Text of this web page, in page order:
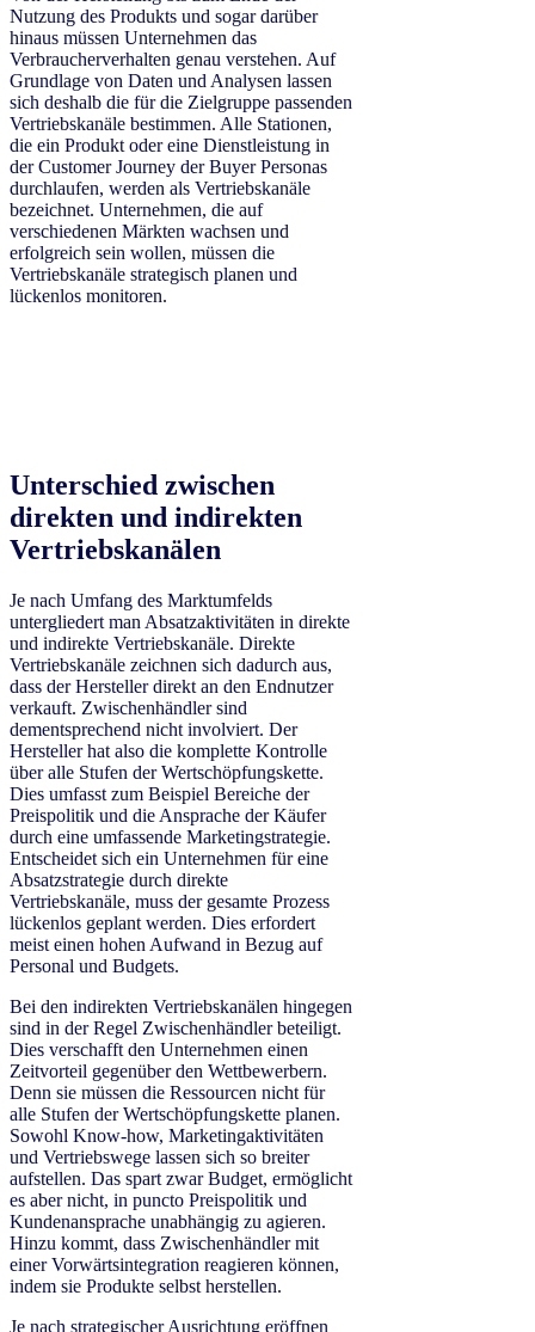
Nutzung des Produkts und sogar darüber
hinaus müssen Unternehmen das
Verbraucherverhalten genau verstehen. Auf
Grundlage von Daten und Analysen lassen
sich deshalb die für die Zielgruppe passenden
Vertriebskanäle bestimmen. Alle Stationen,
die ein Produkt oder eine Dienstleistung in
der Customer Journey der Buyer Personas
durchlaufen, werden als Vertriebskanäle
bezeichnet. Unternehmen, die auf
verschiedenen Märkten wachsen und
erfolgreich sein wollen, müssen die
Vertriebskanäle strategisch planen und
lückenlos monitoren.
Unterschied zwischen
direkten und indirekten
Vertriebskanälen
Je nach Umfang des Marktumfelds
untergliedert man Absatzaktivitäten in direkte
und indirekte Vertriebskanäle. Direkte
Vertriebskanäle zeichnen sich dadurch aus,
dass der Hersteller direkt an den Endnutzer
verkauft. Zwischenhändler sind
dementsprechend nicht involviert. Der
Hersteller hat also die komplette Kontrolle
über alle Stufen der Wertschöpfungskette.
Dies umfasst zum Beispiel Bereiche der
Preispolitik und die Ansprache der Käufer
durch eine umfassende Marketingstrategie.
Entscheidet sich ein Unternehmen für eine
Absatzstrategie durch direkte
Vertriebskanäle, muss der gesamte Prozess
lückenlos geplant werden. Dies erfordert
meist einen hohen Aufwand in Bezug auf
Personal und Budgets.
Bei den indirekten Vertriebskanälen hingegen
sind in der Regel Zwischenhändler beteiligt.
Dies verschafft den Unternehmen einen
Zeitvorteil gegenüber den Wettbewerbern.
Denn sie müssen die Ressourcen nicht für
alle Stufen der Wertschöpfungskette planen.
Sowohl Know-how, Marketingaktivitäten
und Vertriebswege lassen sich so breiter
aufstellen. Das spart zwar Budget, ermöglicht
es aber nicht, in puncto Preispolitik und
Kundenansprache unabhängig zu agieren.
Hinzu kommt, dass Zwischenhändler mit
einer Vorwärtsintegration reagieren können,
indem sie Produkte selbst herstellen.
Je nach strategischer Ausrichtung eröffnen